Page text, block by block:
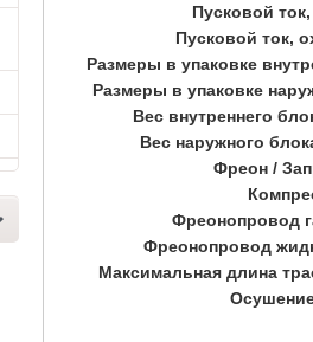
Пусковой
Пусковой ток,
Размеры в упаковке
Размеры в упаковке
Вес внутреннего
Вес наружного
Фреон /
Фреонопровод
Фреонопровод
Максимальная длина